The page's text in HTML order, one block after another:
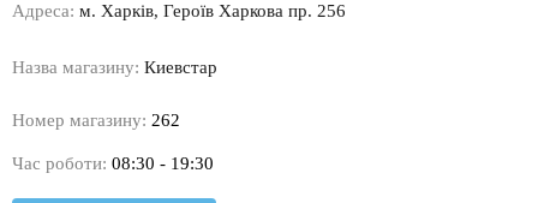
Адреса: м. Харків, Героїв Харкова пр. 256
Назва магазину: Киевстар
Номер магазину: 262
Час роботи: 08:30 - 19:30